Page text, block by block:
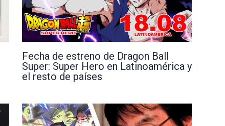
Fecha de estreno de Dragon Ball
Super: Super Hero en Latinoamérica y
el resto de países